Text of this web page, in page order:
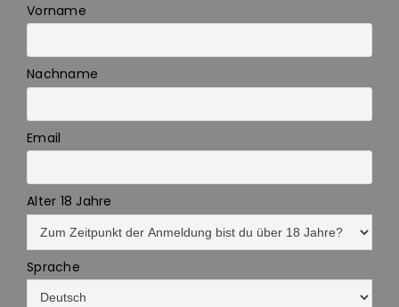
Vorname
Nachname
Email
Alter 18 Jahre
Sprache